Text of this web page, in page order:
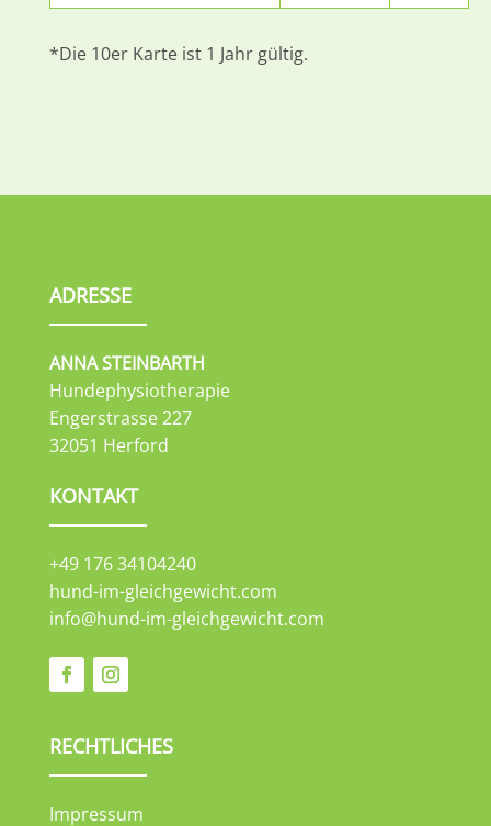
*Die 10er Karte ist 1 Jahr gültig.
ADRESSE
ANNA STEINBARTH
Hundephysiotherapie
Engerstrasse 227
32051 Herford
KONTAKT
+49 176 34104240
hund-im-gleichgewicht.com
info@hund-im-gleichgewicht.com
RECHTLICHES
Impressum